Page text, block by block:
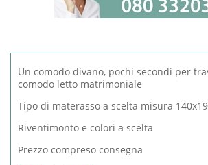
Un comodo divano, pochi secondi per
comodo letto matrimoniale
Tipo di materasso a scelta misura
Riventimonto e colori a scelta
Prezzo compreso consegna